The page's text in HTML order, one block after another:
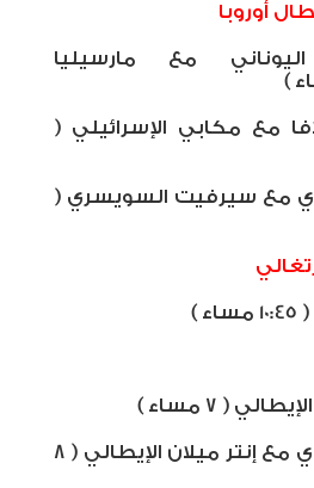
أوروبا
اليوناني مع مارسيليا
مع مكابي الإسرائيلي (
مع سيرفيت السويسري (
)
( 7 مساء )
سالزبرج النمساوي مع إنتر ميلان الإيطالي ( 8